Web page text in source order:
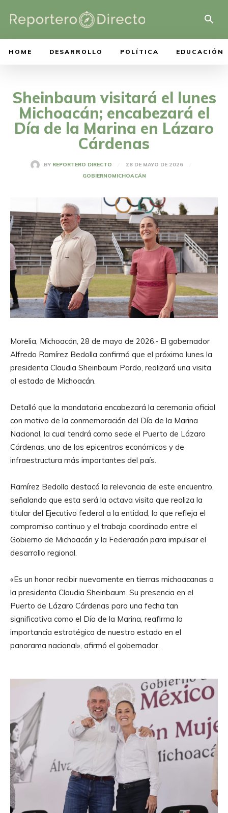
HOME DESARROLLO POLÍTICA EDUCACIÓN
Sheinbaum visitará el lunes
Michoacán; encabezará el
Día de la Marina en Lázaro
Cárdenas
BY REPORTERO DIRECTO
28 DE MAYO DE 2026
GOBIERNOMICHOACÁN
Morelia, Michoacán, 28 de mayo de 2026.- El gobernador
Alfredo Ramírez Bedolla confirmó que el próximo lunes la
presidenta Claudia Sheinbaum Pardo, realizará una visita
al estado de Michoacán.
Detalló que la mandataria encabezará la ceremonia oficial
con motivo de la conmemoración del Día de la Marina
Nacional, la cual tendrá como sede el Puerto de Lázaro
Cárdenas, uno de los epicentros económicos y de
infraestructura más importantes del país.
Ramírez Bedolla destacó la relevancia de este encuentro,
señalando que esta será la octava visita que realiza la
titular del Ejecutivo federal a la entidad, lo que refleja el
compromiso continuo y el trabajo coordinado entre el
Gobierno de Michoacán y la Federación para impulsar el
desarrollo regional.
«Es un honor recibir nuevamente en tierras michoacanas a
la presidenta Claudia Sheinbaum. Su presencia en el
Puerto de Lázaro Cárdenas para una fecha tan
significativa como el Día de la Marina, reafirma la
importancia estratégica de nuestro estado en el
panorama nacional», afirmó el gobernador.